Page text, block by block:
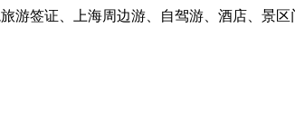
签证、上海周边游、自驾游、酒店、景区门